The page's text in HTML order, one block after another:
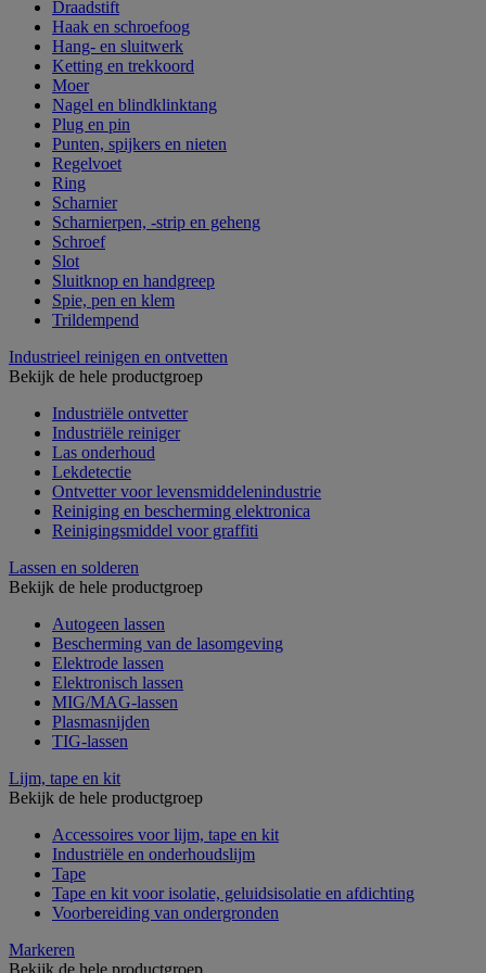
Draadstift
Haak en schroefoog
Hang- en sluitwerk
Ketting en trekkoord
Moer
Nagel en blindklinktang
Plug en pin
Punten, spijkers en nieten
Regelvoet
Ring
Scharnier
Scharnierpen, -strip en geheng
Schroef
Slot
Sluitknop en handgreep
Spie, pen en klem
Trildempend
Industrieel reinigen en ontvetten
Bekijk de hele productgroep
Industriële ontvetter
Industriële reiniger
Las onderhoud
Lekdetectie
Ontvetter voor levensmiddelenindustrie
Reiniging en bescherming elektronica
Reinigingsmiddel voor graffiti
Lassen en solderen
Bekijk de hele productgroep
Autogeen lassen
Bescherming van de lasomgeving
Elektrode lassen
Elektronisch lassen
MIG/MAG-lassen
Plasmasnijden
TIG-lassen
Lijm, tape en kit
Bekijk de hele productgroep
Accessoires voor lijm, tape en kit
Industriële en onderhoudslijm
Tape
Tape en kit voor isolatie, geluidsisolatie en afdichting
Voorbereiding van ondergronden
Markeren
Bekijk de hele productgroep